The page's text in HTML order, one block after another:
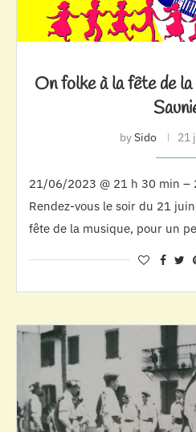
On folke à la fête de
bySido 21
21/06/2023 @ 21 h 30 min –
Rendez-vous le soir du 21
fête de la musique, pour un